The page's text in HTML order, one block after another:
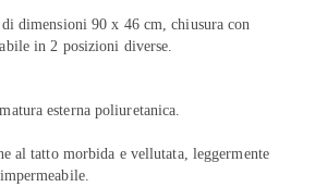
dimensioni 90 x 46 cm, chiusura con
in 2 posizioni diverse.
esterna poliuretanica.
al tatto morbida e vellutata, leggermente